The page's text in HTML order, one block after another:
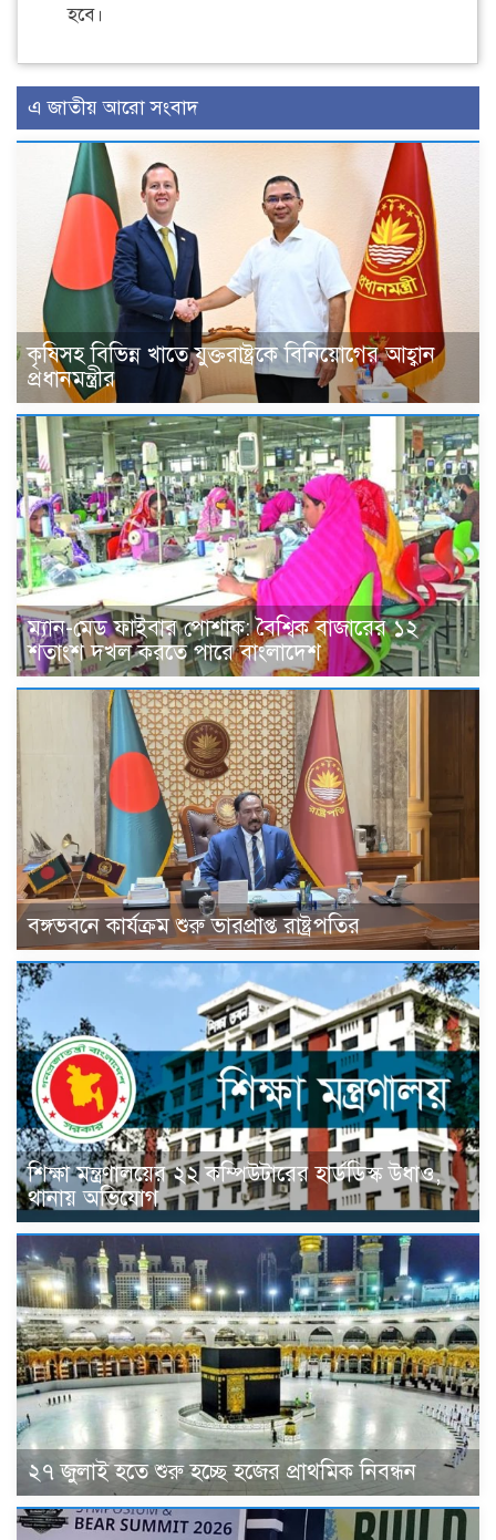
হবে।
এ জাতীয় আরো সংবাদ
কৃষিসহ বিভিন্ন খাতে যুক্তরাষ্ট্রকে বিনিয়োগের আহ্বান
প্রধানমন্ত্রীর
ম্যান-মেড ফাইবার পোশাক: বৈশ্বিক বাজারের ১২
শতাংশ দখল করতে পারে বাংলাদেশ
বঙ্গভবনে কার্যক্রম শুরু ভারপ্রাপ্ত রাষ্ট্রপতির
শিক্ষা মন্ত্রণালয়ের ২২ কম্পিউটারের হার্ডডিস্ক উধাও,
থানায় অভিযোগ
২৭ জুলাই হতে শুরু হচ্ছে হজের প্রাথমিক নিবন্ধন